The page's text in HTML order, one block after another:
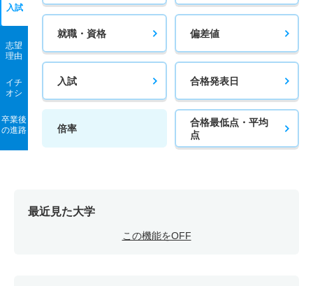
入試
志望
理由
イチ
オシ
卒業後
の進路
就職・資格 偏差値
入試 合格発表日
倍率
合格最低点・平均
点
最近見た大学
この機能をOFF